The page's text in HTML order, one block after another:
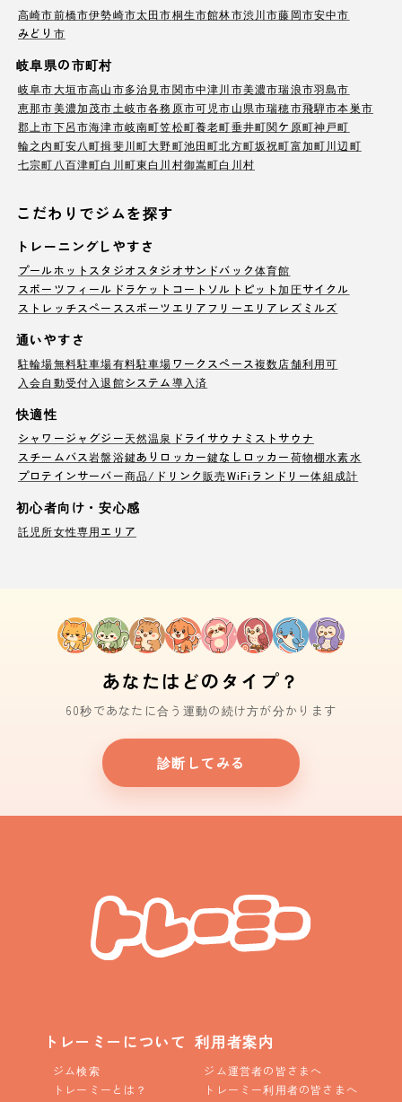
高崎市前橋市伊勢崎市太田市桐生市館林市渋川市藤岡市安中市
みどり市
岐阜県の市町村
岐阜市大垣市高山市多治見市関市中津川市美濃市瑞浪市羽島市
恵那市美濃加茂市土岐市各務原市可児市山県市瑞穂市飛騨市本巣市
郡上市下呂市海津市岐南町笠松町養老町垂井町関ケ原町神戸町
輪之内町安八町揖斐川町大野町池田町北方町坂祝町富加町川辺町
七宗町 八百津町白川町東白川村御嵩町白川村
こだわりでジムを探す
トレーニングしやすさ
プールホットスタジオ スタジオサンドバック体育館
スポーツフィールド ラケットコート ソルトピット加圧サイクル
ストレッチスペース スポーツエリア フリーエリア レズミルズ
通いやすさ
駐輪場無料駐車場有料駐車場ワークスペース複数店舗利用可
入会自動受付 入退館システム導入済
快適性
シャワージャグジー天然温泉 ドライサウナ ミストサウナ
スチームバス岩盤浴鍵ありロッカー鍵なしロッカー荷物棚水素水
プロテインサーバー商品/ドリンク販売WiFi ランドリー体組成計
初心者向け・安心感
託児所女性専用エリア
あなたはどのタイプ？
60秒であなたに合う運動の続け方が分かります
診断してみる
トレーミーについて
ジム検索
トレーミーとは？
利用者案内
ジム運営者の皆さまへ
トレーミー利用者の皆さまへ